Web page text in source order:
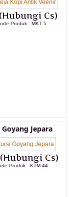
Cs)
Produk : MKT 5
Goyang Jepara
Cs)
Produk : KTM 44